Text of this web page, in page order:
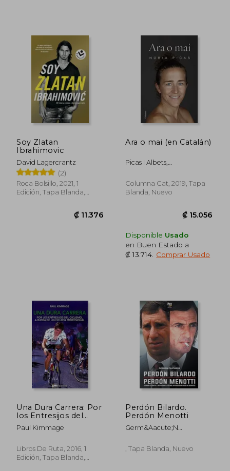
Soy Zlatan
Ibrahimovic
David Lagercrantz
(2)
Roca Bolsillo, 2021, 1
Edición, Tapa Blanda,
Ara o mai (en Catalán)
Picas I Albets,
Columna Cat, 2019, Tapa
Blanda, Nuevo
Disponible Usado
en Buen Estado a
₡ 13.714 Comprar Usado
Una Dura Carrera: Por
los Entresijos del
Ciclismo, a Rueda de
un Ciclista Profesional
Paul Kimmage
Libros De Ruta, 2016, 1
Edición, Tapa Blanda,
Perdón Bilardo.
Perdón Menotti
Germ&Aacute;N
, Tapa Blanda, Nuevo